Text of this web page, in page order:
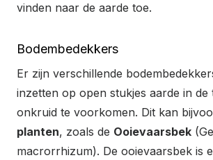
vinden naar de aarde toe.
Bodembedekkers
Er zijn verschillende
inzetten op open stukjes aarde in de
onkruid te voorkomen. Dit kan
planten, zoals de Ooievaarsbek
macrorrhizum). De ooievaarsbek is